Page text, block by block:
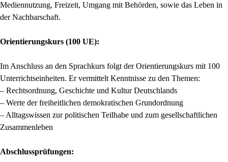
Mediennutzung, Freizeit, Umgang mit Behörden, sowie das Leben in
der Nachbarschaft.
Orientierungskurs (100 UE):
Im Anschluss an den Sprachkurs folgt der Orientierungskurs mit 100
Unterrichtseinheiten. Er vermittelt Kenntnisse zu den Themen:
– Rechtsordnung, Geschichte und Kultur Deutschlands
– Werte der freiheitlichen demokratischen Grundordnung
– Alltagswissen zur politischen Teilhabe und zum gesellschaftlichen
Zusammenleben
Abschlussprüfungen: